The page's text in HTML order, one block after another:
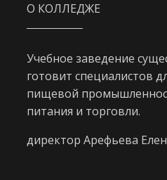
О КОЛЛЕДЖЕ
Учебное заведение
готовит специалистов
пищевой
питания и торговли.
директор Арефьева